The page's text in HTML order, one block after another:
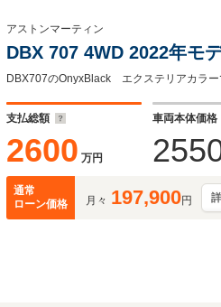
アストンマーティン
DBX 707 4WD 2022年モ
DBX707のOnyxBlack エクステリアカラー
支払総額
2600 万円
車両本体価格
通常
ローン価格
月々 197,900円